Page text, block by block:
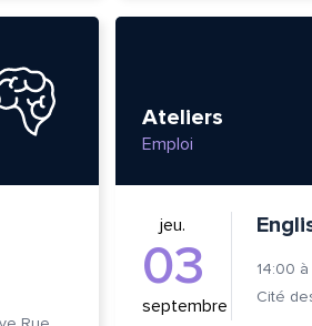
Ateliers
Emploi
jeu.
03
septembre
14:00 à